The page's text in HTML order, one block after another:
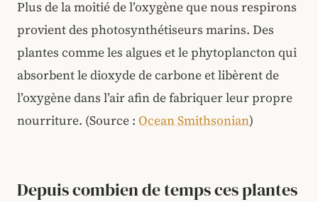
Plus de la moitié de l’oxygène que nous respirons
provient des photosynthétiseurs marins. Des
plantes comme les algues et le phytoplancton qui
absorbent le dioxyde de carbone et libèrent de
l’oxygène dans l’air afin de fabriquer leur propre
nourriture. (Source : Ocean Smithsonian)
Depuis combien de temps ces plantes